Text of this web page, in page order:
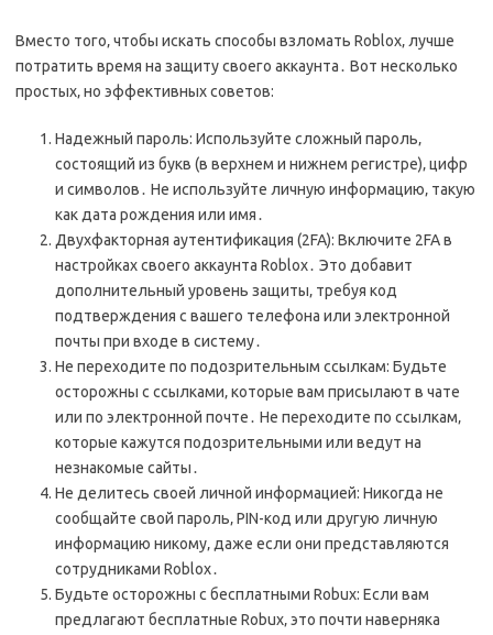
Вместо того‚ чтобы искать способы взломать Roblox‚ лучше
потратить время на защиту своего аккаунта․ Вот несколько
простых‚ но эффективных советов:
Надежный пароль: Используйте сложный пароль‚
состоящий из букв (в верхнем и нижнем регистре)‚ цифр
и символов․ Не используйте личную информацию‚ такую
как дата рождения или имя․
Двухфакторная аутентификация (2FA): Включите 2FA в
настройках своего аккаунта Roblox․ Это добавит
дополнительный уровень защиты‚ требуя код
подтверждения с вашего телефона или электронной
почты при входе в систему․
Не переходите по подозрительным ссылкам: Будьте
осторожны с ссылками‚ которые вам присылают в чате
или по электронной почте․ Не переходите по ссылкам‚
которые кажутся подозрительными или ведут на
незнакомые сайты․
Не делитесь своей личной информацией: Никогда не
сообщайте свой пароль‚ PIN-код или другую личную
информацию никому‚ даже если они представляются
сотрудниками Roblox․
Будьте осторожны с бесплатными Robux: Если вам
предлагают бесплатные Robux‚ это почти наверняка